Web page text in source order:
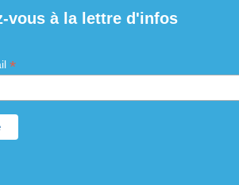
vous à la lettre d'infos
*